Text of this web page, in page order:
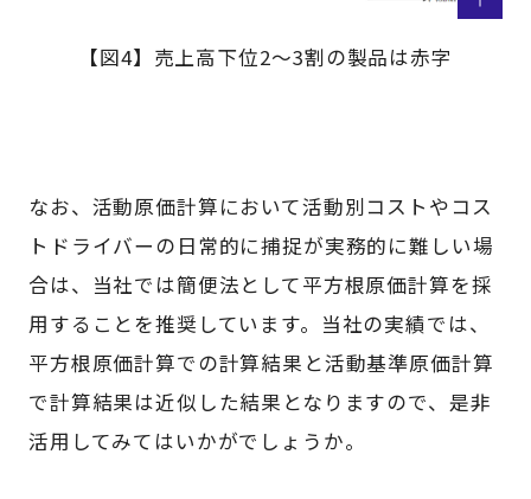
【図4】売上高下位2～3割の製品は赤字
なお、活動原価計算において活動別コストやコス
トドライバーの日常的に捕捉が実務的に難しい場
合は、当社では簡便法として平方根原価計算を採
用することを推奨しています。当社の実績では、
平方根原価計算での計算結果と活動基準原価計算
で計算結果は近似した結果となりますので、是非
活用してみてはいかがでしょうか。